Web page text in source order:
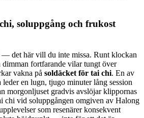
soluppgång och frukost
det här vill du inte missa. Runt klockan
dimman fortfarande vilar tungt över
vakna på soldäcket för tai chi. En av
leder en lugn, tjugo minuter lång session
morgonljuset gradvis avslöjar klippornas
chi vid soluppgången omgiven av Halong
som resenärer konsekvent